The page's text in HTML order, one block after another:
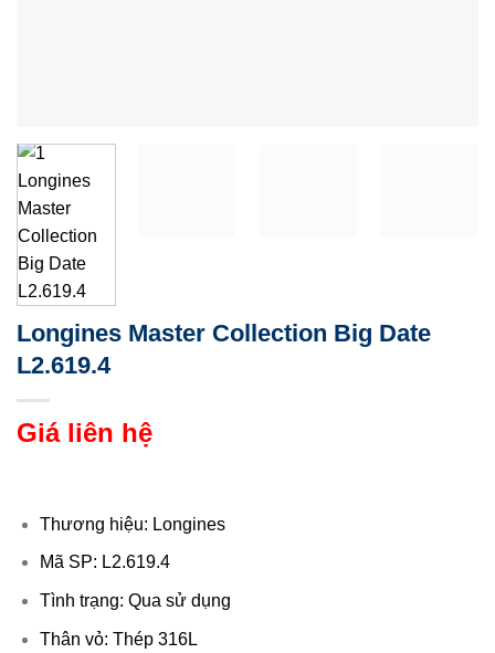
Longines Master Collection Big Date
L2.619.4
Giá liên hệ
Thương hiệu: Longines
Mã SP: L2.619.4
Tình trạng: Qua sử dụng
Thân vỏ: Thép 316L